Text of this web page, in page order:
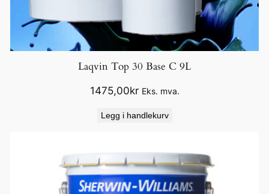
Laqvin Top 30 Base C 9L
1475,00kr Eks. mva.
Legg i handlekurv